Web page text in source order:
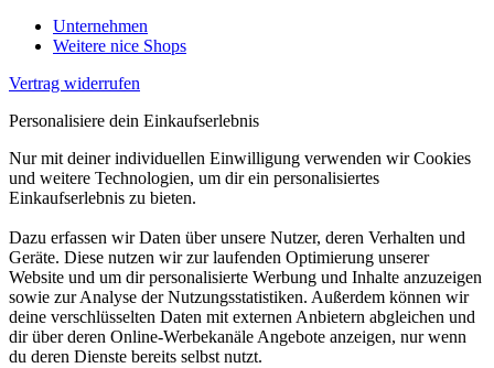
Unternehmen
Weitere nice Shops
Vertrag widerrufen
Personalisiere dein Einkaufserlebnis
Nur mit deiner individuellen Einwilligung verwenden wir Cookies
und weitere Technologien, um dir ein personalisiertes
Einkaufserlebnis zu bieten.
Dazu erfassen wir Daten über unsere Nutzer, deren Verhalten und
Geräte. Diese nutzen wir zur laufenden Optimierung unserer
Website und um dir personalisierte Werbung und Inhalte anzuzeigen
sowie zur Analyse der Nutzungsstatistiken. Außerdem können wir
deine verschlüsselten Daten mit externen Anbietern abgleichen und
dir über deren Online-Werbekanäle Angebote anzeigen, nur wenn
du deren Dienste bereits selbst nutzt.